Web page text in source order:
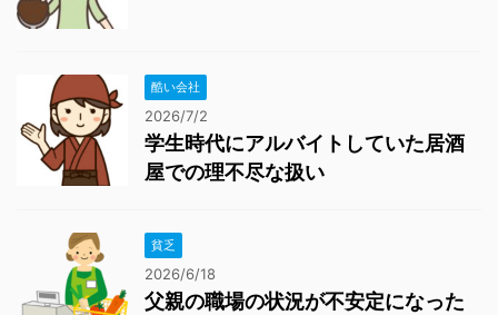
酷い会社
2026/7/2
学生時代にアルバイトしていた居酒
屋での理不尽な扱い
貧乏
2026/6/18
父親の職場の状況が不安定になった